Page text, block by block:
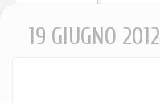
19 GIUGNO 2012